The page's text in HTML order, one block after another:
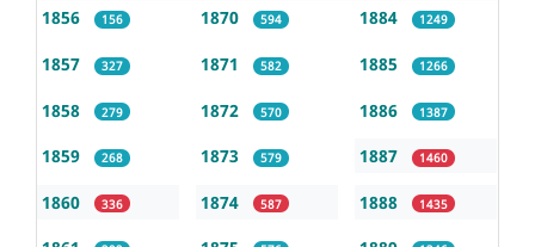
1856 156
1857 327
1858 279
1859 268
1860 336
1870 594
1871 582
1872 570
1873 579
1874 587
1884 1249
1885 1266
1886 1387
1887 1460
1888 1435